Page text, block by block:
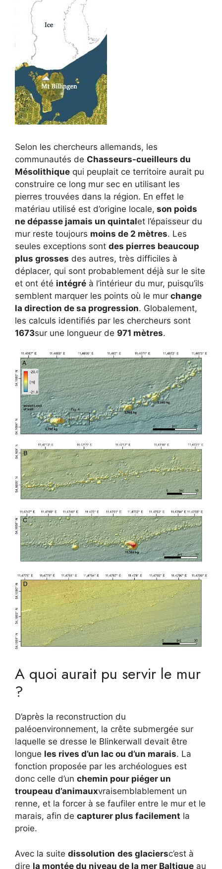
Selon les chercheurs allemands, les
communautés de Chasseurs-cueilleurs du
Mésolithique qui peuplait ce territoire aurait pu
construire ce long mur sec en utilisant les
pierres trouvées dans la région. En effet le
matériau utilisé est d’origine locale, son poids
ne dépasse jamais un quintalet l’épaisseur du
mur reste toujours moins de 2 mètres. Les
seules exceptions sont des pierres beaucoup
plus grosses des autres, très difficiles à
déplacer, qui sont probablement déjà sur le site
et ont été intégré à l’intérieur du mur, puisqu’ils
semblent marquer les points où le mur change
la direction de sa progression. Globalement,
les calculs identifiés par les chercheurs sont
1673sur une longueur de 971 mètres.
A quoi aurait pu servir le mur
?
D’après la reconstruction du
paléoenvironnement, la crête submergée sur
laquelle se dresse le Blinkerwall devait être
longue les rives d’un lac ou d’un marais. La
fonction proposée par les archéologues est
donc celle d’un chemin pour piéger un
troupeau d’animauxvraisemblablement un
renne, et la forcer à se faufiler entre le mur et le
marais, afin de capturer plus facilement la
proie.
Avec la suite dissolution des glaciersc’est à
dire la montée du niveau de la mer Baltique au